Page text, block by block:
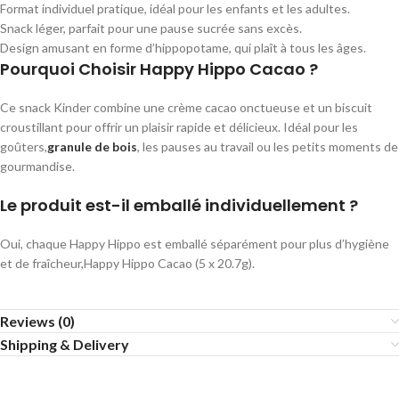
Format individuel pratique, idéal pour les enfants et les adultes.
Snack léger, parfait pour une pause sucrée sans excès.
Design amusant en forme d’hippopotame, qui plaît à tous les âges.
Pourquoi Choisir Happy Hippo Cacao ?
Ce snack Kinder combine une crème cacao onctueuse et un biscuit
croustillant pour offrir un plaisir rapide et délicieux. Idéal pour les
goûters,granule de bois, les pauses au travail ou les petits moments de
gourmandise.
Le produit est-il emballé individuellement ?
Oui, chaque Happy Hippo est emballé séparément pour plus d’hygiène
et de fraîcheur,Happy Hippo Cacao (5 x 20.7g).
Reviews (0)
Shipping & Delivery